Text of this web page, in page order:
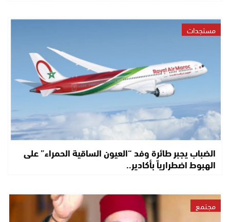
مستجدات
الضباب يجبر طائرة وفد “العيون الساقية الحمراء” على
الهبوط اضطرارياً بأكادير..
مجتمع